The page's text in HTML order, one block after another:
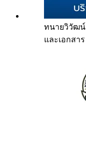
ทนายวิวัฒน์
และเอกสาร